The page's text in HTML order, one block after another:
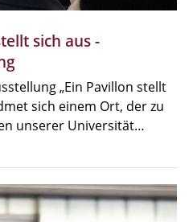
sich aus -
„Ein Pavillon stellt
sich einem Ort, der zu
unserer Universität…